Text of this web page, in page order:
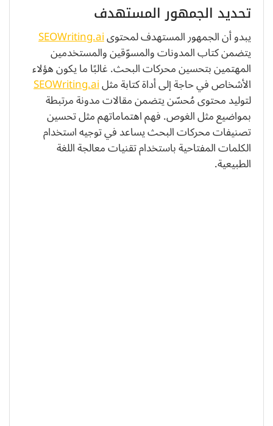
تحديد الجمهور المستهدف
يبدو أن الجمهور المستهدف لمحتوىSEOWriting.ai
يتضمن كتاب المدونات والمسوّقين والمستخدمين
المهتمين بتحسين محركات البحث. غالبًا ما يكون هؤلاء
الأشخاص في حاجة إلى أداة كتابة مثلSEOWriting.ai
لتوليد محتوى مُحسّن يتضمن مقالات مدونة مرتبطة
بمواضيع مثل الغوص. فهم اهتماماتهم مثل تحسين
تصنيفات محركات البحث يساعد في توجيه استخدام
الكلمات المفتاحية باستخدام تقنيات معالجة اللغة
الطبيعية.